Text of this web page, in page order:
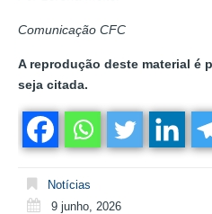
Comunicação CFC
A reprodução deste material é
seja citada.
Notícias
9 junho, 2026